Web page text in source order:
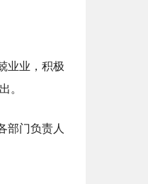
业业，积极
。
部门负责人